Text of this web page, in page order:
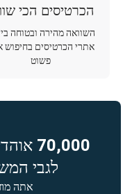
הכרטיסים הכי
השוואה מהירה ובטוחה
אתרי הכרטיסים בחיפוש
פשוט
70,000
לגבי
אתה